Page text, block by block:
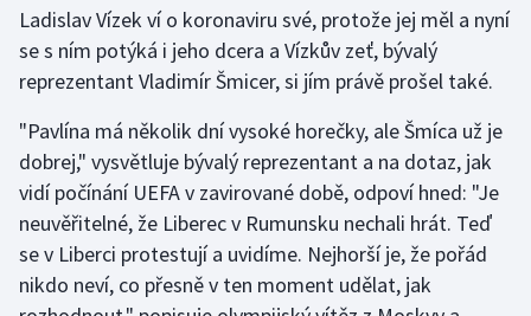
Stolní tenis
Triatlon
Veslování
Vodní slalom
Volejbal
Ladislav Vízek ví o koronaviru své, protože jej měl a nyní
se s ním potýká i jeho dcera a Vízkův zeť, bývalý
reprezentant Vladimír Šmicer, si jím právě prošel také.
"Pavlína má několik dní vysoké horečky, ale Šmíca už je
dobrej," vysvětluje bývalý reprezentant a na dotaz, jak
vidí počínání UEFA v zavirované době, odpoví hned: "Je
neuvěřitelné, že Liberec v Rumunsku nechali hrát. Teď
se v Liberci protestují a uvidíme. Nejhorší je, že pořád
nikdo neví, co přesně v ten moment udělat, jak